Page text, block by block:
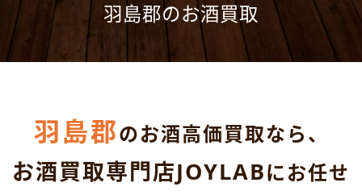
羽島郡のお酒買取
羽島郡のお酒高価買取なら、
お酒買取専門店JOYLABにお任せ